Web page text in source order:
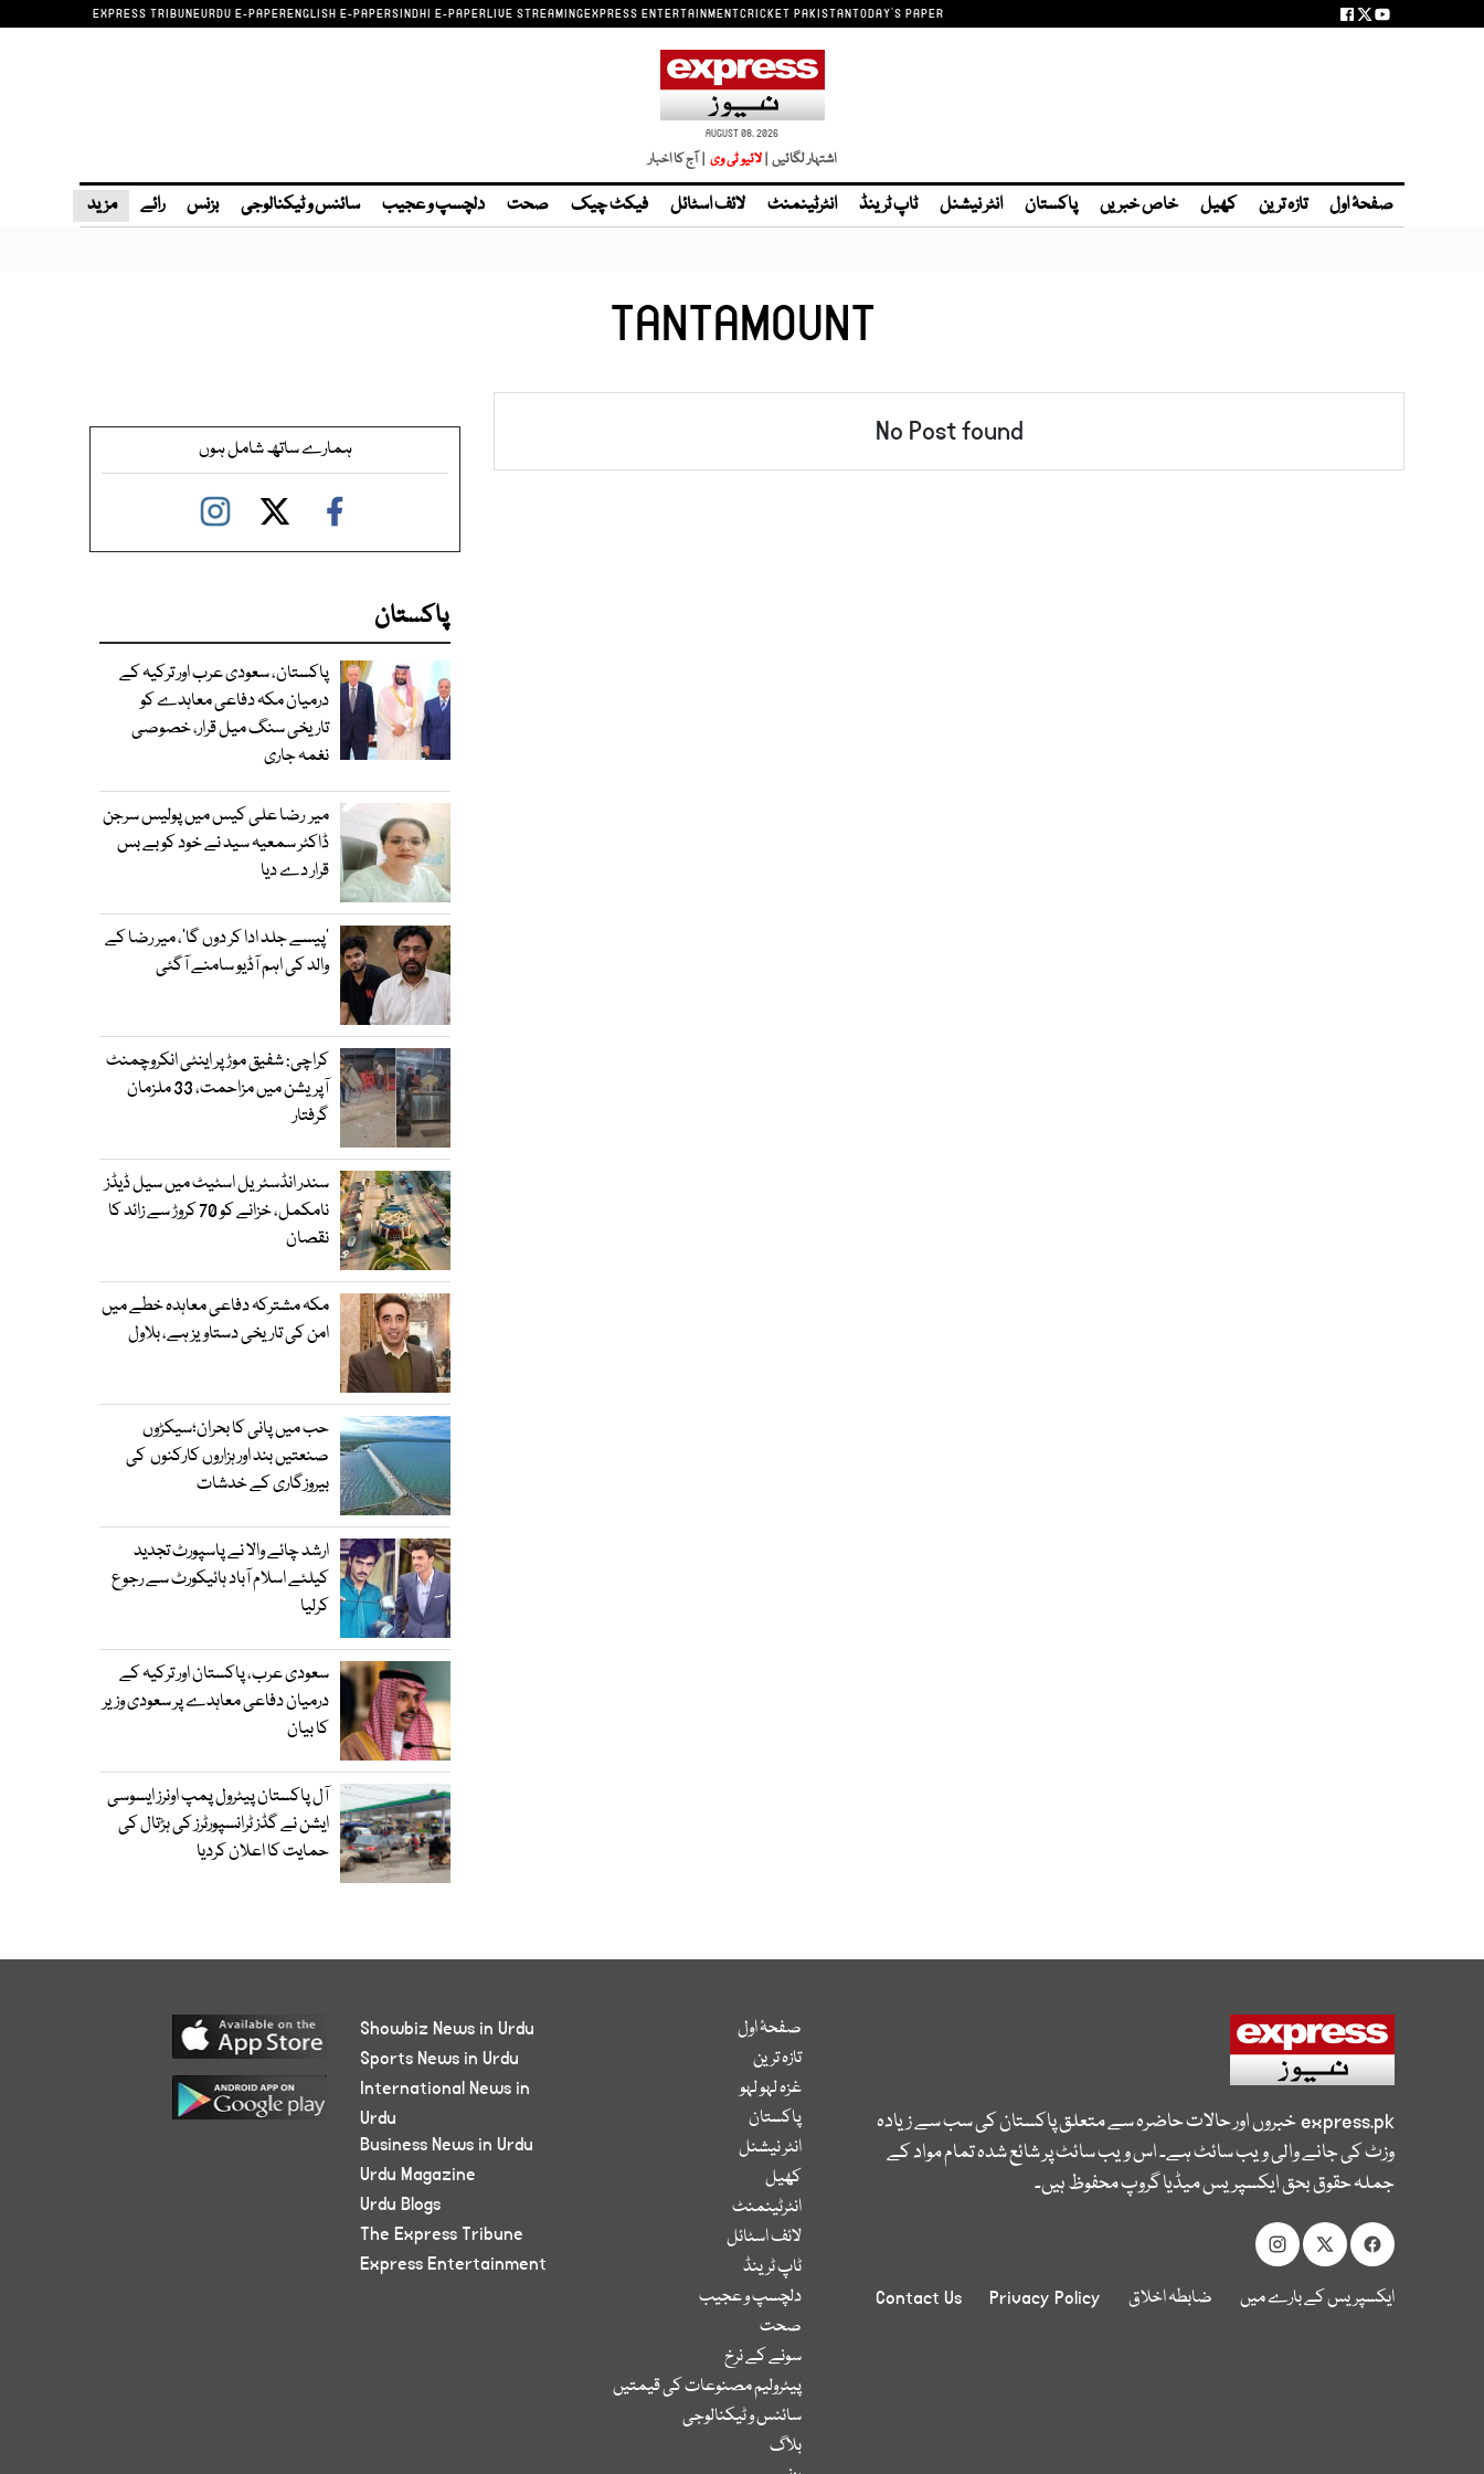
EXPRESS TRIBUNEURDU E-PAPERENGLISH E-PAPERSINDHI E-PAPERLIVE STREAMINGEXPRESS ENTERTAINMENTCRICKET PAKISTANTODAY'S PAPER
AUGUST 08, 2026
اشتہار لگائیں | | آج کا اخبار
صفحۂ اول تازہ ترین کھیل خاص خبریں پاکستان انٹر نیشنل ٹاپ ٹرینڈ انٹرٹینمنٹ لائف اسٹائل فیکٹ چیک صحت دلچسپ و عجیب سائنس و ٹیکنالوجی بزنس رائے مزید
TANTAMOUNT
No Post found ہمارے ساتھ شامل ہوں
پاکستان
پاکستان، سعودی عرب اور ترکیہ کے
درمیان مکہ دفاعی معاہدے کو
تاریخی سنگ میل قرار، خصوصی
نغمہ جاری
میر رضا علی کیس میں پولیس سرجن
ڈاکٹر سمعیہ سید نے خود کو بے بس
قرار دے دیا
’پیسے جلد ادا کر دوں گا‘، میر رضا کے
والد کی اہم آڈیو سامنے آگئی
کراچی: شفیق موڑ پر اینٹی انکروچمنٹ
آپریشن میں مزاحمت، 33 ملزمان
گرفتار
سندر انڈسٹریل اسٹیٹ میں سیل ڈیڈز
نامکمل، خزانے کو 70 کروڑ سے زائد کا
نقصان
مکہ مشترکہ دفاعی معاہدہ خطے میں
امن کی تاریخی دستاویز ہے، بلاول
حب میں پانی کا بحران؛سیکڑوں
صنعتیں بند اور ہزاروں کارکنوں کی
بیروزگاری کے خدشات
ارشد چائے والا نے پاسپورٹ تجدید
کیلئے اسلام آباد ہائیکورٹ سے رجوع
کرلیا
سعودی عرب، پاکستان اور ترکیہ کے
درمیان دفاعی معاہدے پر سعودی وزیر
کا بیان
آل پاکستان پیٹرول پمپ اونرز ایسوسی
ایشن نے گڈز ٹرانسپورٹرز کی ہڑتال کی
حمایت کا اعلان کردیا
express.pkخبروں اور حالات حاضرہ سے متعلق پاکستان کی سب سے زیادہ
وزٹ کی جانے والی ویب سائٹ ہے۔ اس ویب سائٹ پر شائع شدہ تمام مواد کے
جملہ حقوق بحق ایکسپریس میڈیا گروپ محفوظ ہیں۔
ایکسپریس کے بارے میں ضابطہ اخلاق Privacy Policy
Contact Us
صفحۂ اول
تازہ ترین
غزہ لہو لہو
پاکستان
انٹر نیشنل
کھیل
انٹرٹینمنٹ
لائف اسٹائل
ٹاپ ٹرینڈ
دلچسپ و عجیب
صحت
سونے کے نرخ
پیٹرولیم مصنوعات کی قیمتیں
سائنس و ٹیکنالوجی
بلاگ
Showbiz News in Urdu
Sports News in Urdu
International News in
Urdu
Business News in Urdu
Urdu Magazine
Urdu Blogs
The Express Tribune
Express Entertainment